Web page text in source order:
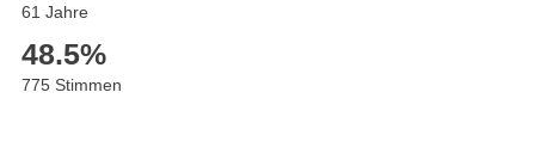
61 Jahre
48.5%
775 Stimmen